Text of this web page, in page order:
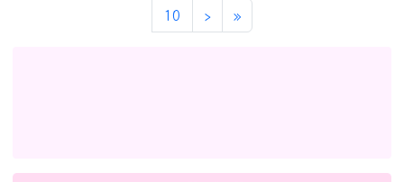
10 ›下一頁
»最後頁